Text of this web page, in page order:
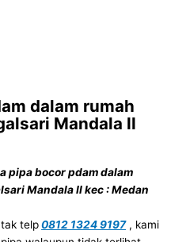
dalam rumah
Mandala II
pipa bocor pdam dalam
Mandala II kec : Medan
telp0812 1324 9197, kami